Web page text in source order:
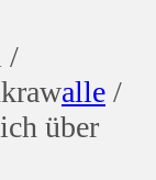
/
alle /
über